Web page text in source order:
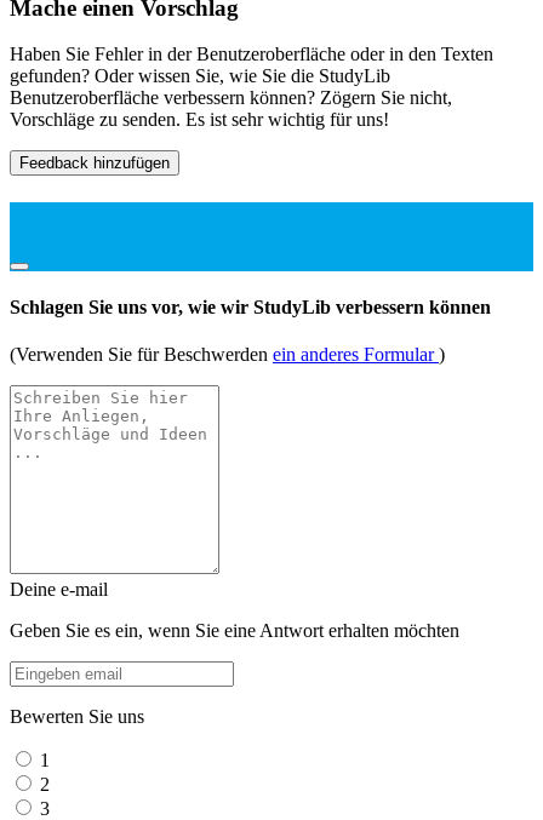
Mache einen Vorschlag
Haben Sie Fehler in der Benutzeroberfläche oder in den Texten
gefunden? Oder wissen Sie, wie Sie die StudyLib
Benutzeroberfläche verbessern können? Zögern Sie nicht,
Vorschläge zu senden. Es ist sehr wichtig für uns!
Feedback hinzufügen
Schlagen Sie uns vor, wie wir StudyLib verbessern können
(Verwenden Sie für Beschwerden ein anderes Formular)
Deine e-mail
Geben Sie es ein, wenn Sie eine Antwort erhalten möchten
Bewerten Sie uns
1
2
3